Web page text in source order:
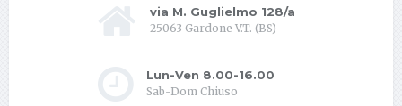
via M. Guglielmo 128/a
25063 Gardone V.T. (BS)
Lun-Ven 8.00-16.00
Sab-Dom Chiuso